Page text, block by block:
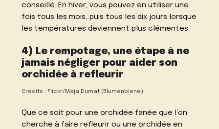
conseillé. En hiver, vous pouvez en utiliser une
fois tous les mois, puis tous les dix jours lorsque
les températures deviennent plus clémentes.
4) Le rempotage, une étape à ne
jamais négliger pour aider son
orchidée à refleurir
Crédits : Flickr/Maja Dumat (Blumenbiene)
Que ce soit pour une orchidée fanée que l’on
cherche à faire refleurir ou une orchidée en